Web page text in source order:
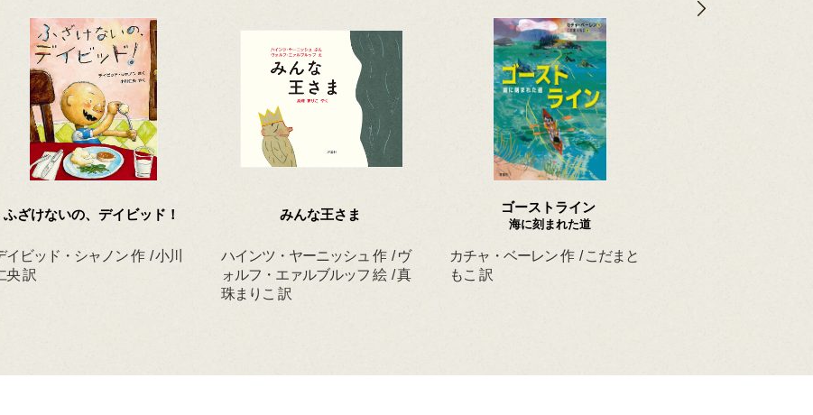
ふざけないの、デイビッド！
イビッド・シャノン 作 / 小川
央 訳
みんな王さま
ハインツ・ヤーニッシュ 作 / ヴ
ォルフ・エァルブルッフ 絵 / 真
珠まりこ 訳
ゴーストライン
海に刻まれた道
カチャ・ベーレン 作 / こだまと
もこ 訳